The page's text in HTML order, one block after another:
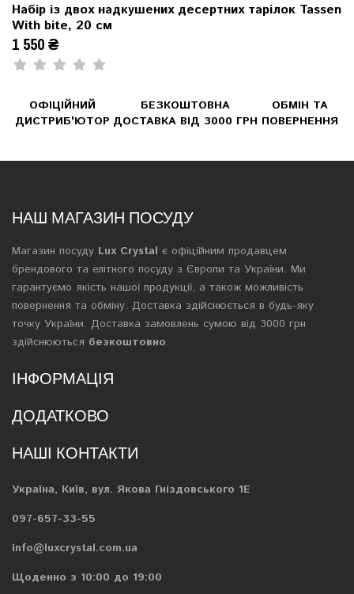
Набір із двох надкушених десертних тарілок Tassen
With bite, 20 см
1 550 ₴
ОФІЦІЙНИЙ
ДИСТРИБ'ЮТОР
БЕЗКОШТОВНА
ДОСТАВКА ВІД 3000 ГРН
ОБМІН ТА
ПОВЕРНЕННЯ
НАШ МАГАЗИН ПОСУДУ
Магазин посуду Lux Crystal є офіційним продавцем
брендового та елітного посуду з Європи та України. Ми
гарантуємо якість нашої продукції, а також можливість
повернення та обміну. Доставка здійснюється в будь-яку
точку України. Доставка замовлень сумою від 3000 грн
здійснюються безкоштовно.
ІНФОРМАЦІЯ
ДОДАТКОВО
НАШІ КОНТАКТИ
Україна, Київ, вул. Якова Гніздовського 1Е
097-657-33-55
info@luxcrystal.com.ua
Щоденно з 10:00 до 19:00